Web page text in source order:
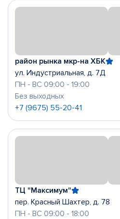
район рынка мкр-на ХБК
ул. Индустриальная, д. 7Д
ПН - ВС 09:00 - 19:00
Без выходных
+7 (9675) 55-20-41
ТЦ "Максимум"
пер. Красный Шахтер, д. 78
ПН - ВС 09:00 - 18:00